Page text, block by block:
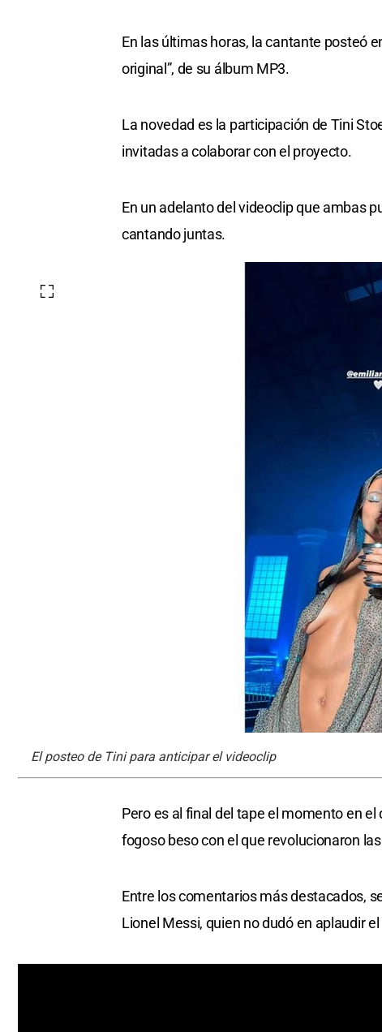
En las últimas horas, la cantante posteó
original”, de su álbum MP3.
La novedad es la participación de Tini
invitadas a colaborar con el proyecto.
En un adelanto del videoclip que ambas
cantando juntas.
El posteo de Tini para anticipar el videoclip
Pero es al final del tape el momento en
fogoso beso con el que revolucionaron
Entre los comentarios más destacados,
Lionel Messi, quien no dudó en aplaudir